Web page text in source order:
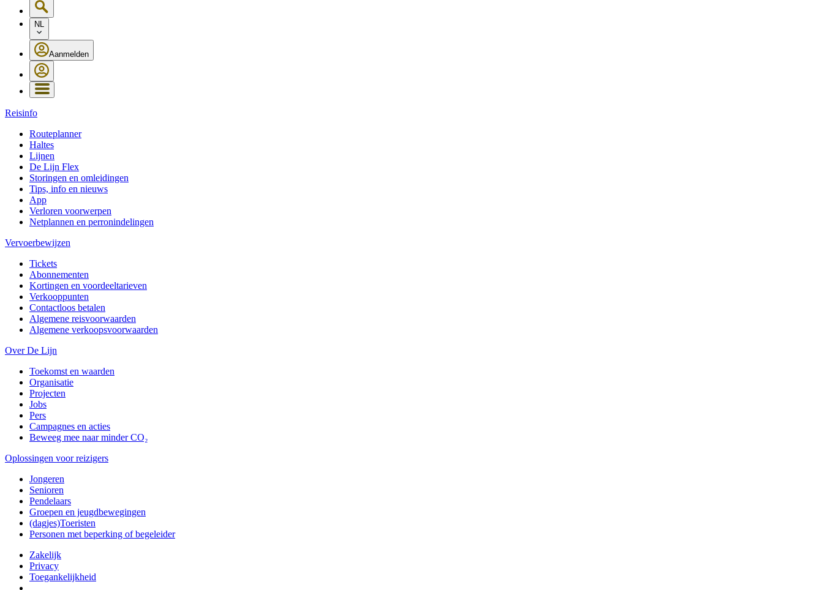
NL
Aanmelden
Reisinfo
Routeplanner
Haltes
Lijnen
De Lijn Flex
Storingen en omleidingen
Tips, info en nieuws
App
Verloren voorwerpen
Netplannen en perronindelingen
Vervoerbewijzen
Tickets
Abonnementen
Kortingen en voordeeltarieven
Verkooppunten
Contactloos betalen
Algemene reisvoorwaarden
Algemene verkoopsvoorwaarden
Over De Lijn
Toekomst en waarden
Organisatie
Projecten
Jobs
Pers
Campagnes en acties
Beweeg mee naar minder CO₂
Oplossingen voor reizigers
Jongeren
Senioren
Pendelaars
Groepen en jeugdbewegingen
(dagjes)Toeristen
Personen met beperking of begeleider
Zakelijk
Privacy
Toegankelijkheid